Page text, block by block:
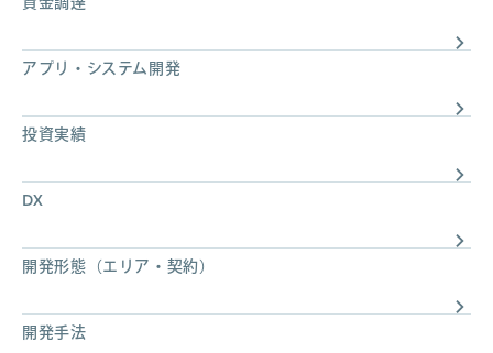
アプリ・システム開発
投資実績
DX
開発形態（エリア・契約）
開発手法